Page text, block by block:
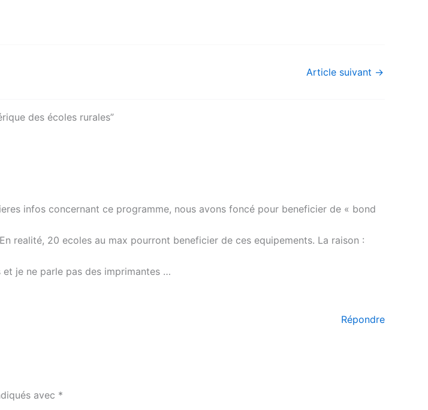
Article suivant →
des écoles rurales”
infos concernant ce programme, nous avons foncé pour beneficier de « bond
realité, 20 ecoles au max pourront beneficier de ces equipements. La raison :
je ne parle pas des imprimantes …
Répondre
avec *